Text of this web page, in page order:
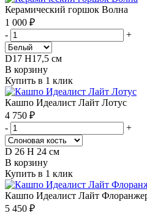
Керамический горшок Волна
1 000 ₽
-
+
D17 H17,5 см
В корзину
Купить в 1 клик
Кашпо Идеалист Лайт Лотус
4 750 ₽
-
+
D 26 H 24 см
В корзину
Купить в 1 клик
Кашпо Идеалист Лайт
5 450 ₽